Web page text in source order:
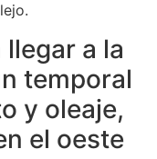
a la
temporal
y oleaje,
el oeste